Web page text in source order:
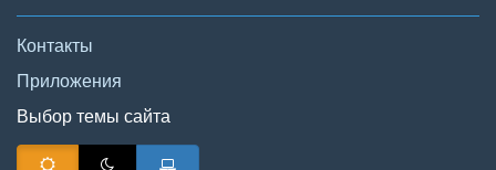
Контакты
Приложения
Выбор темы сайта